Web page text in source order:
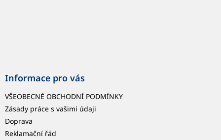
Informace pro vás
VŠEOBECNÉ OBCHODNÍ PODMÍNKY
Zásady práce s vašimi údaji
Doprava
Reklamační řád